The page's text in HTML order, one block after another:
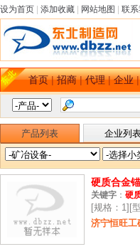
设为首页 添加收藏 网站地图 联系
首页|招商|代理|企业
产品列表 企业列
硬质合金
关键字 ： 硬
[规格：1][
济宁恒旺工